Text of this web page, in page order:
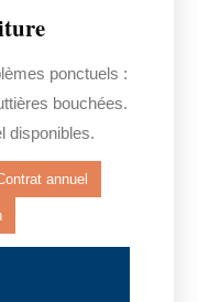
ponctuels :
bouchées.
disponibles.
annuel